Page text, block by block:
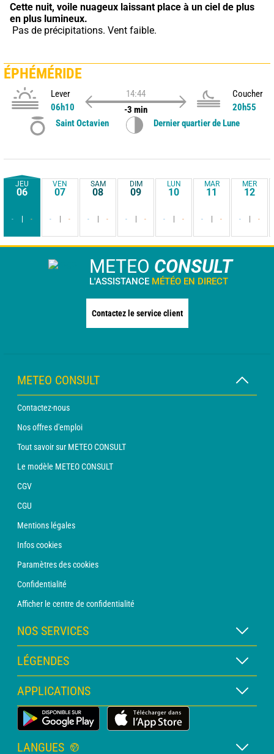
Cette nuit, voile nuageux laissant place à un ciel de plus
en plus lumineux.
Pas de précipitations. Vent faible.
ÉPHÉMÉRIDE
Lever
06h10
14:44
-3 min
Coucher
20h55
Saint Octavien
Dernier quartier de Lune
JEU
06
- -
VEN
07
- -
SAM
08
- -
DIM
09
- -
LUN
10
- -
MAR
11
- -
MER
12
- -
METEO CONSULT
L'ASSISTANCE MÉTÉO EN DIRECT
Contactez le service client
METEO CONSULT
Contactez-nous
Nos offres d'emploi
Tout savoir sur METEO CONSULT
Le modèle METEO CONSULT
CGV
CGU
Mentions légales
Infos cookies
Paramètres des cookies
Confidentialité
Afficher le centre de confidentialité
NOS SERVICES
Abonnement METEO Xpert
Abonnement METEO PRO
Consultation avec un prévisionniste
Bulletin PRO
LÉGENDES
Légende des cartes
Légende des pictogrammes
Glossaire
APPLICATIONS
Application Météo Terrestre
LANGUES